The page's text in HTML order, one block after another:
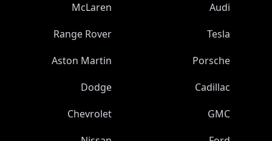
Audi
McLaren
Tesla
Range Rover
Porsche
Aston Martin
Cadillac
Dodge
GMC
Chevrolet